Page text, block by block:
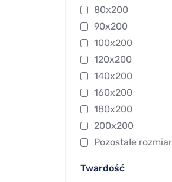
80x200
90x200
100x200
120x200
140x200
160x200
180x200
200x200
Pozostałe
Twardość